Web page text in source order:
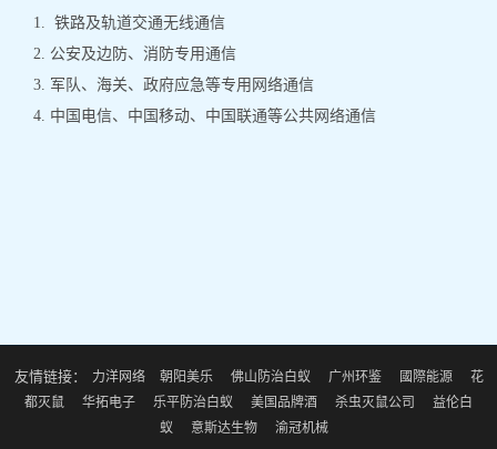
新闻中心
联系我们
1. 铁路及轨道交通无线通信
2. 公安及边防、消防专用通信
3. 军队、海关、政府应急等专用网络通信
4. 中国电信、中国移动、中国联通等公共网络通信
友情链接： 力洋网络 朝阳美乐 佛山防治白蚁 广州环鉴 國際能源
花
都灭鼠
华拓电子 乐平防治白蚁 美国品牌酒 杀虫灭鼠公司
益伦白
蚁
意斯达生物 渝冠机械